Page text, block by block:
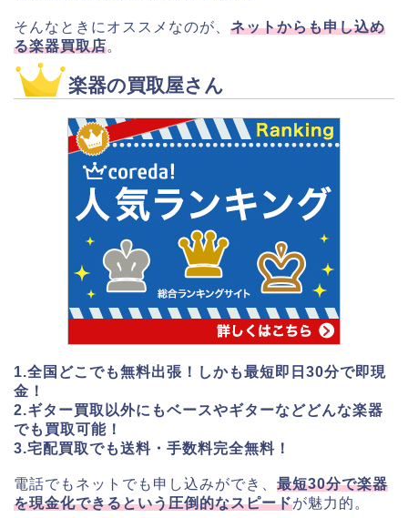
そんなときにオススメなのが、 ネットからも申し込め
る楽器買取店。
楽器の買取屋さん
1.全国どこでも無料出張！しかも最短即日30分で即現
金！
2.ギター買取以外にもベースやギターなどどんな楽器
でも買取可能！
3.宅配買取でも送料・手数料完全無料！
電話でもネットでも申し込みができ、 最短30分で楽器
を現金化できるという圧倒的なスピードが魅力的。